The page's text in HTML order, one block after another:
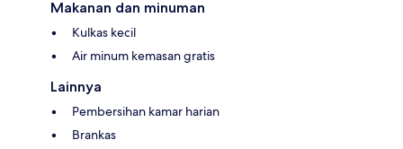
Makanan dan minuman
Kulkas kecil
Air minum kemasan gratis
Lainnya
Pembersihan kamar harian
Brankas